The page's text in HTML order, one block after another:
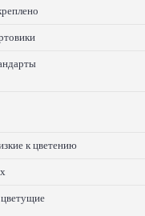
к цветению